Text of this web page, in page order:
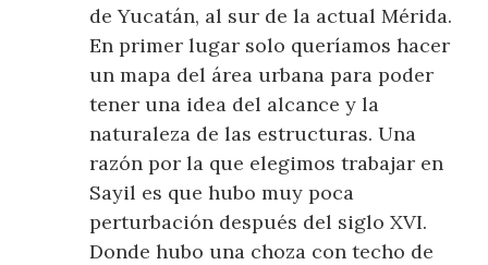
de Yucatán, al sur de la actual Mérida.
En primer lugar solo queríamos hacer
un mapa del área urbana para poder
tener una idea del alcance y la
naturaleza de las estructuras. Una
razón por la que elegimos trabajar en
Sayil es que hubo muy poca
perturbación después del siglo XVI.
Donde hubo una choza con techo de